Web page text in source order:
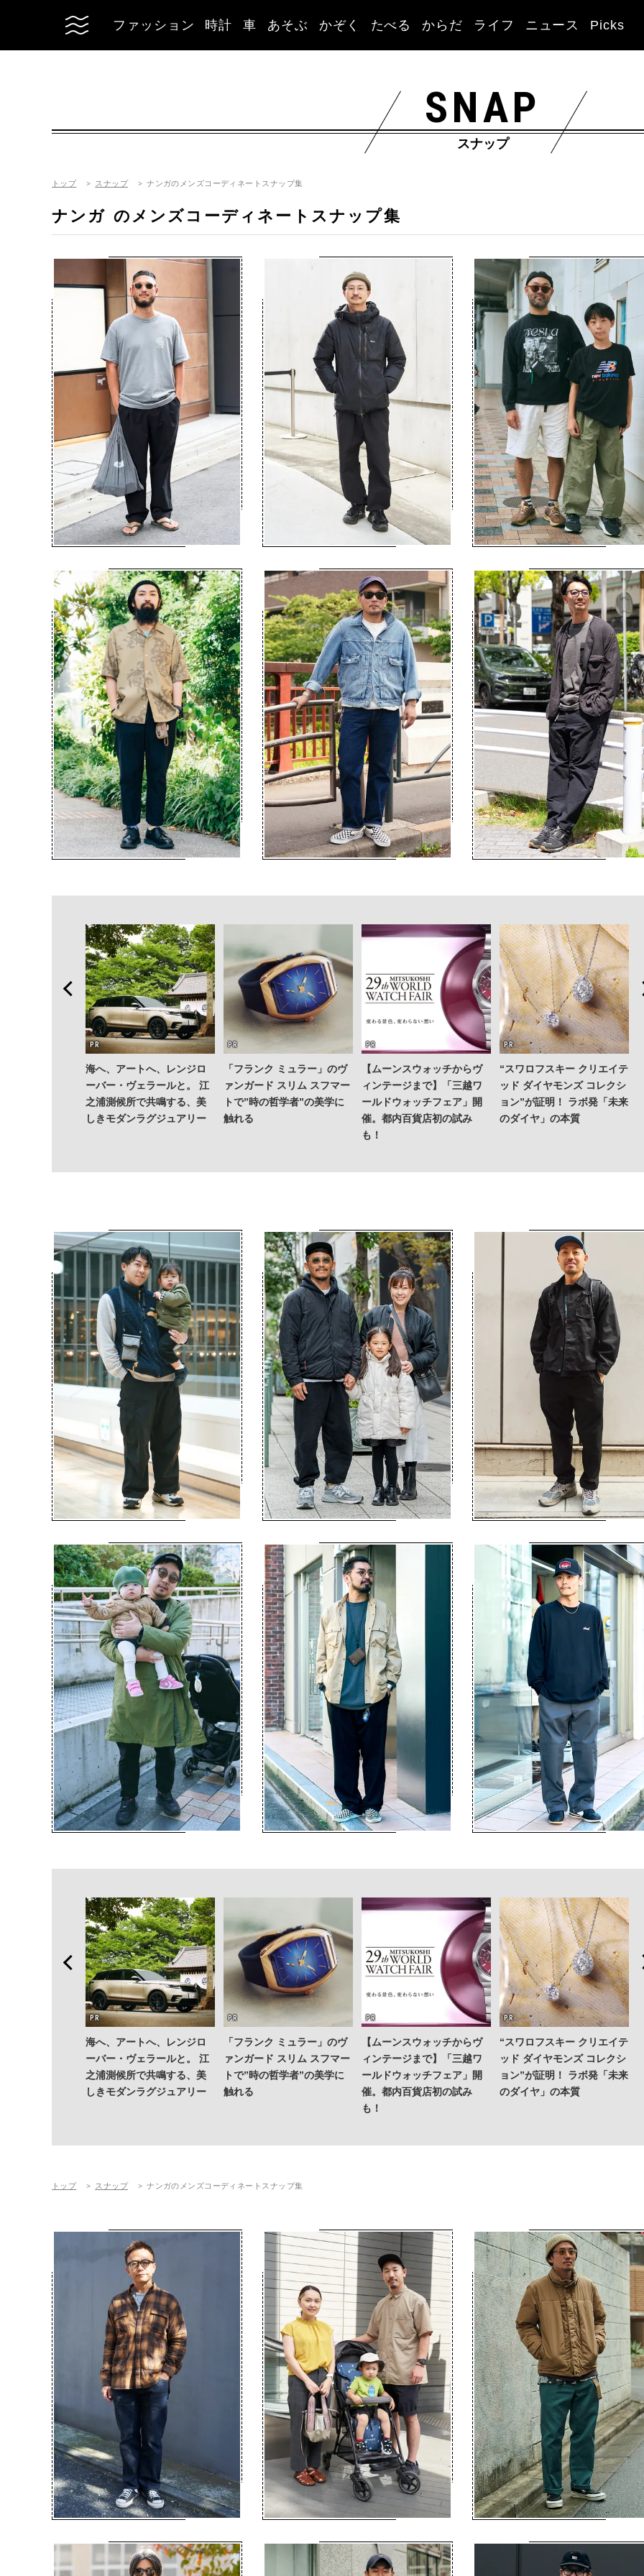
ファッション 時計 車 あそぶ かぞく たべる からだ ライフ ニュース Picks
SNAP
スナップ
トップ スナップ ナンガのメンズコーディネートスナップ集
ナンガ のメンズコーディネートスナップ集
海へ、アートへ、レンジロ
ーバー・ヴェラールと。 江
之浦測候所で共鳴する、美
しきモダンラグジュアリー
「フランク ミュラー」のヴ
ァンガード スリム スフマー
トで”時の哲学者”の美学に
触れる
【ムーンスウォッチからヴ
ィンテージまで】「三越ワ
ールドウォッチフェア」開
催。都内百貨店初の試み
も！
“スワロフスキー クリエイテ
ッド ダイヤモンズ コレクシ
ョン”が証明！ ラボ発「未来
のダイヤ」の本質
海へ、アートへ、レンジロ
ーバー・ヴェラールと。 江
之浦測候所で共鳴する、美
しきモダンラグジュアリー
「フランク ミュラー」のヴ
ァンガード スリム スフマー
トで”時の哲学者”の美学に
触れる
【ムーンスウォッチからヴ
ィンテージまで】「三越ワ
ールドウォッチフェア」開
催。都内百貨店初の試み
も！
“スワロフスキー クリエイテ
ッド ダイヤモンズ コレクシ
ョン”が証明！ ラボ発「未来
のダイヤ」の本質
トップ スナップ ナンガのメンズコーディネートスナップ集